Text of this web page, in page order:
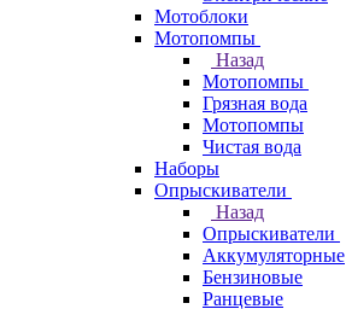
Мотоблоки
Мотопомпы
Назад
Мотопомпы
Грязная вода
Мотопомпы
Чистая вода
Наборы
Опрыскиватели
Назад
Опрыскиватели
Аккумуляторные
Бензиновые
Ранцевые